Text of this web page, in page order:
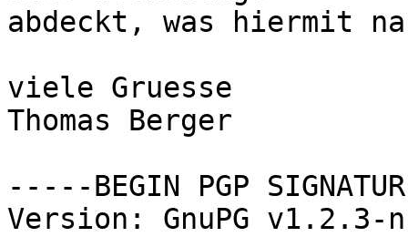
abdeckt, was hiermit
viele Gruesse
Thomas Berger
-----BEGIN PGP
Version: GnuPG v1.2.3-